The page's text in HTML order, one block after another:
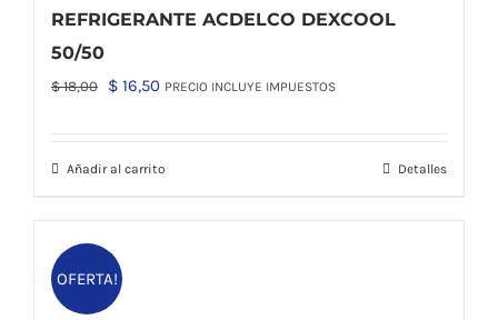
REFRIGERANTE ACDELCO DEXCOOL
50/50
$18,00
El
era:
$ 16,50El
es:
PRECIO INCLUYE IMPUESTOS
Añadir al carrito Detalles
OFERTA!